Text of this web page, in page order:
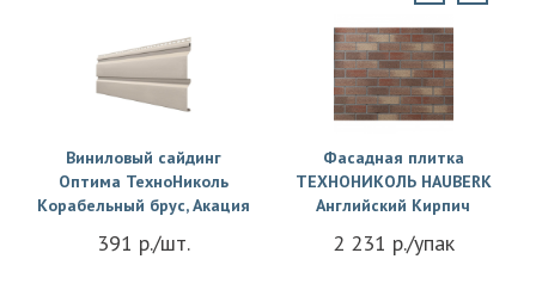
Виниловый сайдинг
Оптима ТехноНиколь
Корабельный брус, Акация
391 р./шт.
Фасадная плитка
ТЕХНОНИКОЛЬ HAUBERK
Английский Кирпич
2 231 р./упак